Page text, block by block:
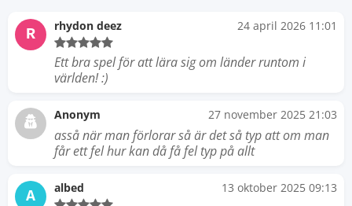
R rhydon deez 24 april 2026 11:01
Ett bra spel för att lära sig om länder runtom i
världen! :)
Anonym 27 november 2025 21:03
asså när man förlorar så är det så typ att om man
får ett fel hur kan då få fel typ på allt
A albed 13 oktober 2025 09:13